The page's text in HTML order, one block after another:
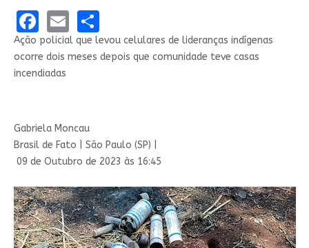
Facebook
EmailShare
Ação policial que levou celulares de lideranças indígenas
ocorre dois meses depois que comunidade teve casas
incendiadas
Gabriela Moncau
Brasil de Fato | São Paulo (SP) |
09 de Outubro de 2023 às 16:45